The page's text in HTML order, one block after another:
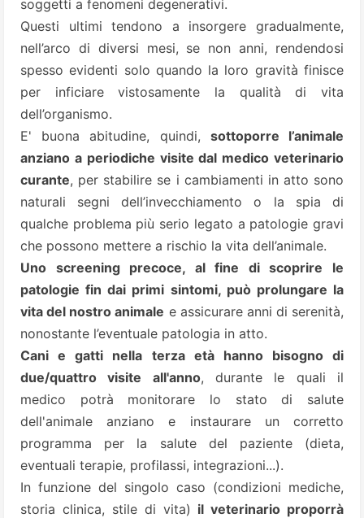
soggetti a fenomeni degenerativi.
Questi ultimi tendono a insorgere gradualmente,
nell’arco di diversi mesi, se non anni, rendendosi
spesso evidenti solo quando la loro gravità finisce
per inficiare vistosamente la qualità di vita
dell’organismo.
E' buona abitudine, quindi, sottoporre l’animale
anziano a periodiche visite dal medico veterinario
curante, per stabilire se i cambiamenti in atto sono
naturali segni dell’invecchiamento o la spia di
qualche problema più serio legato a patologie gravi
che possono mettere a rischio la vita dell’animale.
Uno screening precoce, al fine di scoprire le
patologie fin dai primi sintomi, può prolungare la
vita del nostro animale e assicurare anni di serenità,
nonostante l’eventuale patologia in atto.
Cani e gatti nella terza età hanno bisogno di
due/quattro visite all'anno, durante le quali il
medico potrà monitorare lo stato di salute
dell'animale anziano e instaurare un corretto
programma per la salute del paziente (dieta,
eventuali terapie, profilassi, integrazioni...).
In funzione del singolo caso (condizioni mediche,
storia clinica, stile di vita) il veterinario proporrà